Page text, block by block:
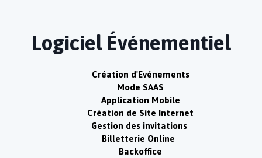
Logiciel Événementiel
Création d'Evénements
Mode SAAS
Application Mobile
Création de Site Internet
Gestion des invitations
Billetterie Online
Backoffice